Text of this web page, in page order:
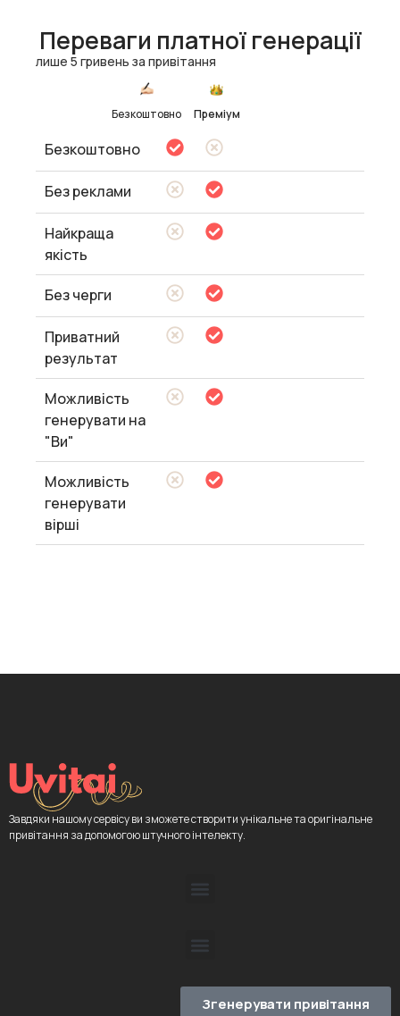
Переваги платної генерації
лише 5 гривень за привітання
Безкоштовно Преміум
Безкоштовно
Без реклами
Найкраща
якість
Без черги
Приватний
результат
Можливість
генерувати на
"Ви"
Можливість
генерувати
вірші
Завдяки нашому сервісу ви зможете створити унікальне та оригінальне
привітання за допомогою штучного інтелекту.
Згенерувати привітання